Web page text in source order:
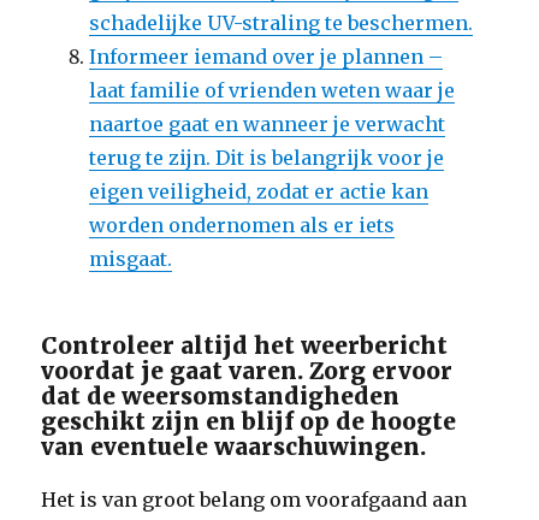
schadelijke UV-straling te beschermen.
Informeer iemand over je plannen –
laat familie of vrienden weten waar je
naartoe gaat en wanneer je verwacht
terug te zijn. Dit is belangrijk voor je
eigen veiligheid, zodat er actie kan
worden ondernomen als er iets
misgaat.
Controleer altijd het weerbericht
voordat je gaat varen. Zorg ervoor
dat de weersomstandigheden
geschikt zijn en blijf op de hoogte
van eventuele waarschuwingen.
Het is van groot belang om voorafgaand aan